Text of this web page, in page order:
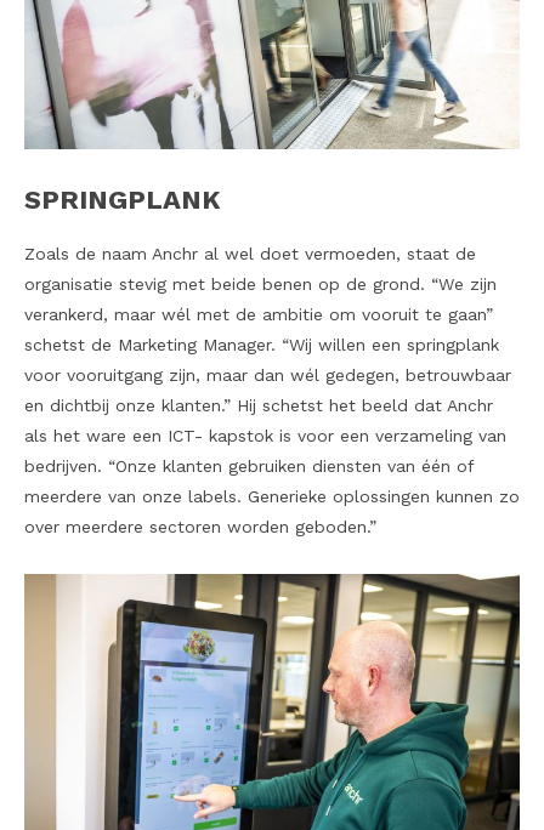
SPRINGPLANK
Zoals de naam Anchr al wel doet vermoeden, staat de
organisatie stevig met beide benen op de grond. “We zijn
verankerd, maar wél met de ambitie om vooruit te gaan”
schetst de Marketing Manager. “Wij willen een springplank
voor vooruitgang zijn, maar dan wél gedegen, betrouwbaar
en dichtbij onze klanten.” Hij schetst het beeld dat Anchr
als het ware een ICT- kapstok is voor een verzameling van
bedrijven. “Onze klanten gebruiken diensten van één of
meerdere van onze labels. Generieke oplossingen kunnen zo
over meerdere sectoren worden geboden.”